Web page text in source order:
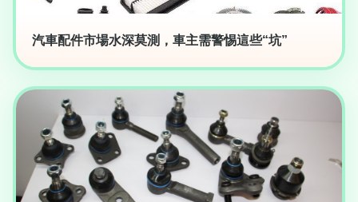
汽車配件市場水深莫測，車主需警惕這些“坑”